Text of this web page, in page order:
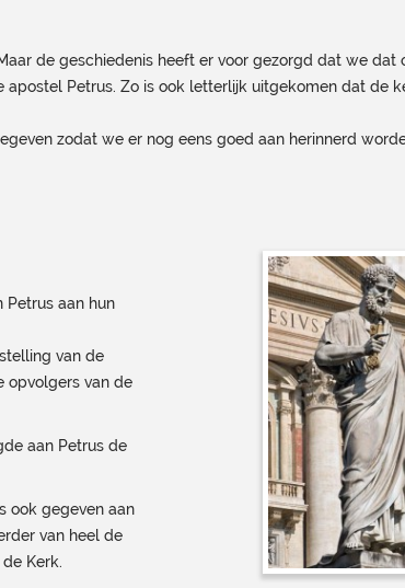
de geschiedenis heeft er voor gezorgd dat we dat
Petrus. Zo is ook letterlijk uitgekomen dat de
zodat we er nog eens goed aan herinnerd
aan hun
van de
opvolgers van de
aan Petrus de
ook gegeven aan
van heel de
Kerk.